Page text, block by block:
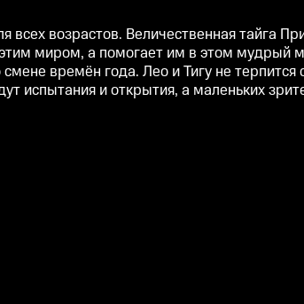
всех возрастов. Величественная тайга
миром, а помогает им в этом
времён года. Лео и Тигу не
испытания и открытия, а маленьких